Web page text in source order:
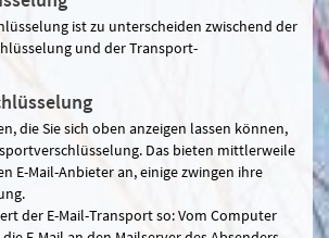
ist zu unterscheiden zwischend der
und der Transport-
die Sie sich oben anzeigen lassen können,
Das bieten mittlerweile
E-Mail-Anbieter an, einige zwingen ihre
der E-Mail-Transport so: Vom Computer